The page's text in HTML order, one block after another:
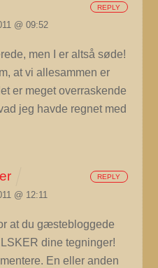
@ 09:52
men I er altså søde!
at vi allesammen er
er meget overraskende
jeg havde regnet med
REPLY
@ 12:11
at du gæstebloggede
dine tegninger!
En eller anden
REPLY